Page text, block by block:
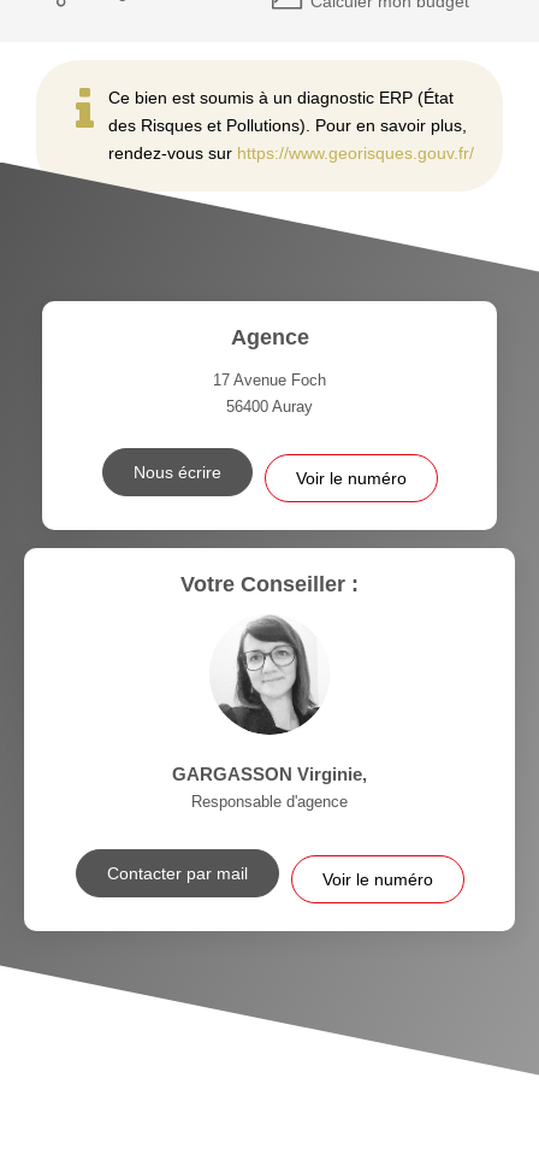
Ce bien est soumis à un diagnostic ERP (État
des Risques et Pollutions). Pour en savoir plus,
rendez-vous sur https://www.georisques.gouv.fr/
Agence
17 Avenue Foch
56400 Auray
Nous écrire Voir le numéro
Votre Conseiller :
GARGASSON Virginie,
Responsable d'agence
Contacter par mail Voir le numéro